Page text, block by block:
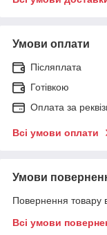
Умови оплати
Післяплата
Готівкою
Оплата за
Всі умови оплати
Умови
Повернення товару
Всі умови